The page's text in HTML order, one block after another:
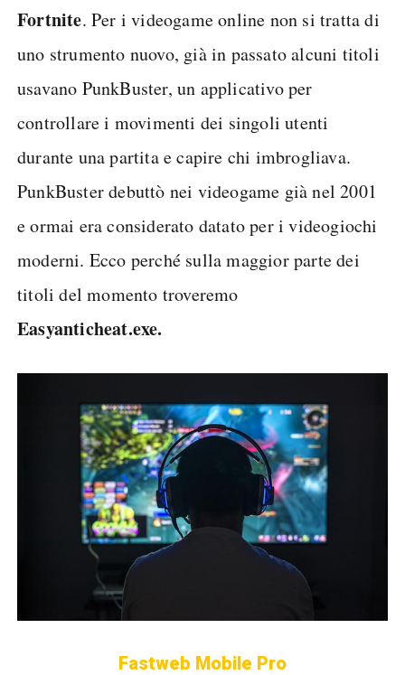
Fortnite. Per i videogame online non si tratta di
uno strumento nuovo, già in passato alcuni titoli
usavano PunkBuster, un applicativo per
controllare i movimenti dei singoli utenti
durante una partita e capire chi imbrogliava.
PunkBuster debuttò nei videogame già nel 2001
e ormai era considerato datato per i videogiochi
moderni. Ecco perché sulla maggior parte dei
titoli del momento troveremo
Easyanticheat.exe.
Fastweb Mobile Pro